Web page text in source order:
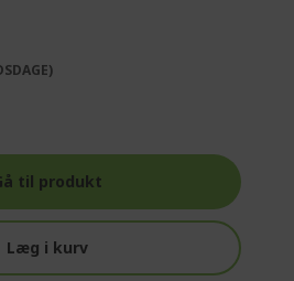
til produkt
Læg i kurv